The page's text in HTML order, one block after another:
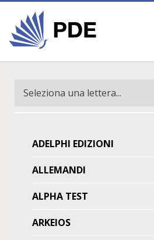
ADELPHI EDIZIONI
ALLEMANDI
ALPHA TEST
ARKEIOS